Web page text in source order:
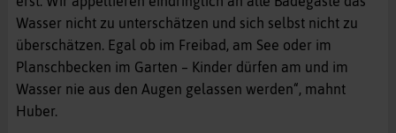
Wasser nicht zu unterschätzen und sich selbst nicht zu
überschätzen. Egal ob im Freibad, am See oder im
Planschbecken im Garten – Kinder dürfen am und im
Wasser nie aus den Augen gelassen werden“, mahnt
Huber.